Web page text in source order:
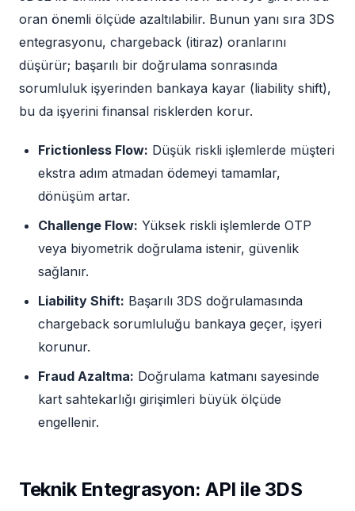
oran önemli ölçüde azaltılabilir. Bunun yanı sıra 3DS
entegrasyonu, chargeback (itiraz) oranlarını
düşürür; başarılı bir doğrulama sonrasında
sorumluluk işyerinden bankaya kayar (liability shift),
bu da işyerini finansal risklerden korur.
Frictionless Flow: Düşük riskli işlemlerde müşteri
ekstra adım atmadan ödemeyi tamamlar,
dönüşüm artar.
Challenge Flow: Yüksek riskli işlemlerde OTP
veya biyometrik doğrulama istenir, güvenlik
sağlanır.
Liability Shift: Başarılı 3DS doğrulamasında
chargeback sorumluluğu bankaya geçer, işyeri
korunur.
Fraud Azaltma: Doğrulama katmanı sayesinde
kart sahtekarlığı girişimleri büyük ölçüde
engellenir.
Teknik Entegrasyon: API ile 3DS